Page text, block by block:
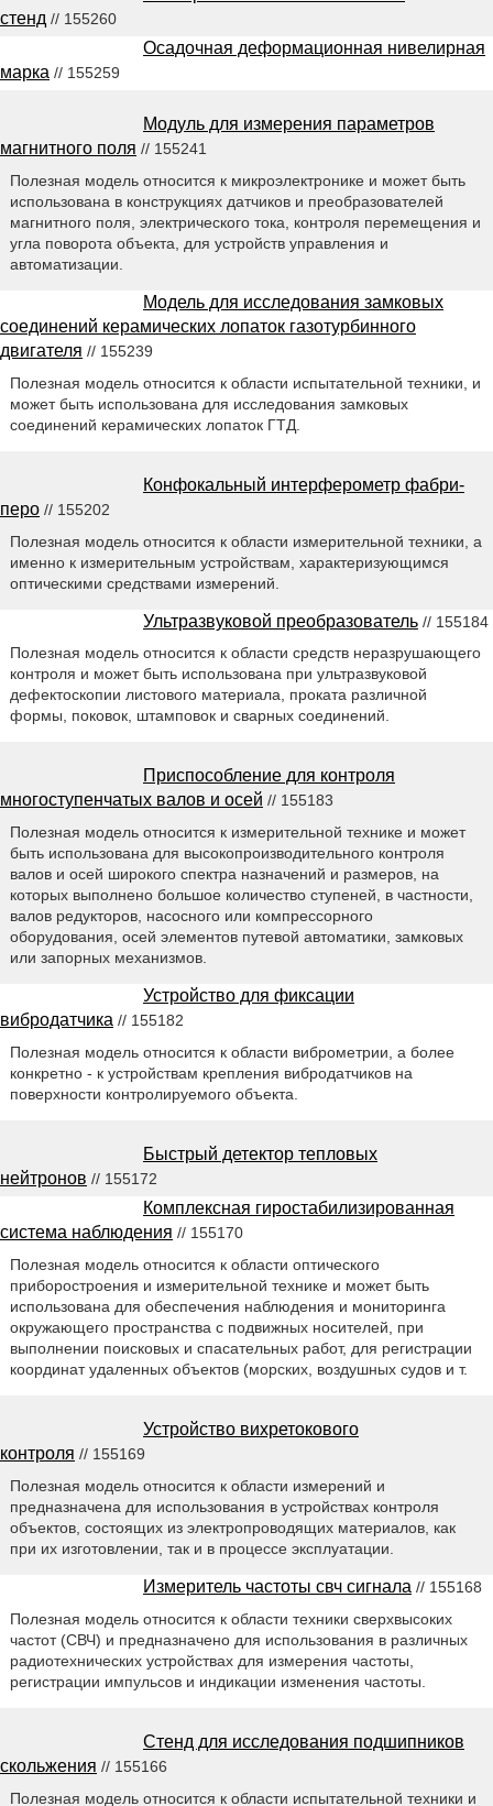
стенд // 155260
Осадочная деформационная нивелирная
марка // 155259
Модуль для измерения параметров
магнитного поля // 155241
Полезная модель относится к микроэлектронике и может быть
использована в конструкциях датчиков и преобразователей
магнитного поля, электрического тока, контроля перемещения и
угла поворота объекта, для устройств управления и
автоматизации.
Модель для исследования замковых
соединений керамических лопаток газотурбинного
двигателя // 155239
Полезная модель относится к области испытательной техники, и
может быть использована для исследования замковых
соединений керамических лопаток ГТД.
Конфокальный интерферометр фабри-
перо // 155202
Полезная модель относится к области измерительной техники, а
именно к измерительным устройствам, характеризующимся
оптическими средствами измерений.
Ультразвуковой преобразователь // 155184
Полезная модель относится к области средств неразрушающего
контроля и может быть использована при ультразвуковой
дефектоскопии листового материала, проката различной
формы, поковок, штамповок и сварных соединений.
Приспособление для контроля
многоступенчатых валов и осей // 155183
Полезная модель относится к измерительной технике и может
быть использована для высокопроизводительного контроля
валов и осей широкого спектра назначений и размеров, на
которых выполнено большое количество ступеней, в частности,
валов редукторов, насосного или компрессорного
оборудования, осей элементов путевой автоматики, замковых
или запорных механизмов.
Устройство для фиксации
вибродатчика // 155182
Полезная модель относится к области виброметрии, а более
конкретно - к устройствам крепления вибродатчиков на
поверхности контролируемого объекта.
Быстрый детектор тепловых
нейтронов // 155172
Комплексная гиростабилизированная
система наблюдения // 155170
Полезная модель относится к области оптического
приборостроения и измерительной технике и может быть
использована для обеспечения наблюдения и мониторинга
окружающего пространства с подвижных носителей, при
выполнении поисковых и спасательных работ, для регистрации
координат удаленных объектов (морских, воздушных судов и т.
Устройство вихретокового
контроля // 155169
Полезная модель относится к области измерений и
предназначена для использования в устройствах контроля
объектов, состоящих из электропроводящих материалов, как
при их изготовлении, так и в процессе эксплуатации.
Измеритель частоты свч сигнала // 155168
Полезная модель относится к области техники сверхвысоких
частот (СВЧ) и предназначено для использования в различных
радиотехнических устройствах для измерения частоты,
регистрации импульсов и индикации изменения частоты.
Стенд для исследования подшипников
скольжения // 155166
Полезная модель относится к области испытательной техники и